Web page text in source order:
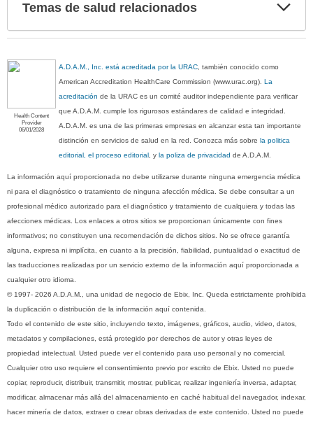
Temas de salud relacionados
Health Content
Provider
06/01/2028
A.D.A.M., Inc. está acreditada por la URAC, también conocido como
American Accreditation HealthCare Commission (www.urac.org). La
acreditación de la URAC es un comité auditor independiente para verificar
que A.D.A.M. cumple los rigurosos estándares de calidad e integridad.
A.D.A.M. es una de las primeras empresas en alcanzar esta tan importante
distinción en servicios de salud en la red. Conozca más sobre la politica
editorial, el proceso editorial , y la poliza de privacidad de A.D.A.M.
La información aquí proporcionada no debe utilizarse durante ninguna emergencia médica
ni para el diagnóstico o tratamiento de ninguna afección médica. Se debe consultar a un
profesional médico autorizado para el diagnóstico y tratamiento de cualquiera y todas las
afecciones médicas. Los enlaces a otros sitios se proporcionan únicamente con fines
informativos; no constituyen una recomendación de dichos sitios. No se ofrece garantía
alguna, expresa ni implícita, en cuanto a la precisión, fiabilidad, puntualidad o exactitud de
las traducciones realizadas por un servicio externo de la información aquí proporcionada a
cualquier otro idioma.
© 1997- 2026 A.D.A.M., una unidad de negocio de Ebix, Inc. Queda estrictamente prohibida
la duplicación o distribución de la información aquí contenida.
Todo el contenido de este sitio, incluyendo texto, imágenes, gráficos, audio, video, datos,
metadatos y compilaciones, está protegido por derechos de autor y otras leyes de
propiedad intelectual. Usted puede ver el contenido para uso personal y no comercial.
Cualquier otro uso requiere el consentimiento previo por escrito de Ebix. Usted no puede
copiar, reproducir, distribuir, transmitir, mostrar, publicar, realizar ingeniería inversa, adaptar,
modificar, almacenar más allá del almacenamiento en caché habitual del navegador, indexar,
hacer minería de datos, extraer o crear obras derivadas de este contenido. Usted no puede